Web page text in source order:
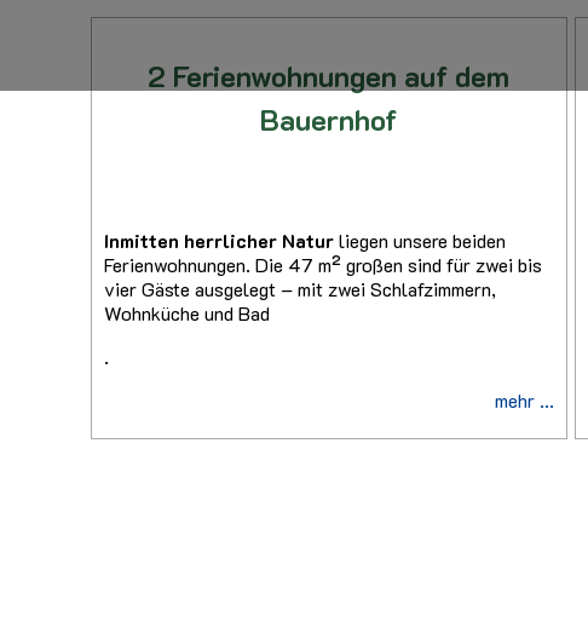
2 Ferienwohnungen auf dem
Bauernhof
Inmitten herrlicher Naturliegen unsere beiden
Ferienwohnungen. Die 47 m² großen sind für zwei bis
vier Gäste ausgelegt – mit zwei Schlafzimmern,
Wohnküche und Bad
.
mehr ...